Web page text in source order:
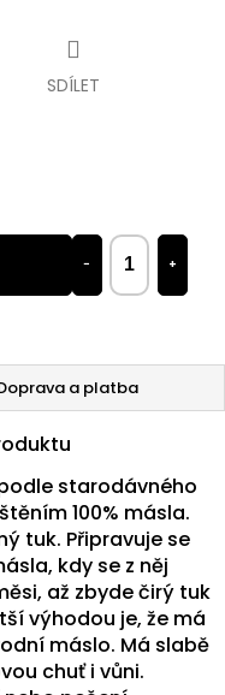
+
−
SDÍLET
a platba
starodávného
100% másla.
tuk. Připravuje se
kdy se z něj
až zbyde čirý tuk
výhodou je, že má
máslo. Má slabě
chuť i vůni.